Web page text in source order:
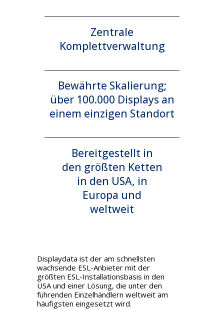
Zentrale
Komplettverwaltung
Bewährte Skalierung;
über 100.000 Displays an
einem einzigen Standort
Bereitgestellt in
den größten Ketten
in den USA, in
Europa und
weltweit
Displaydata ist der am schnellsten
wachsende ESL-Anbieter mit der
größten ESL-Installationsbasis in den
USA und einer Lösung, die unter den
führenden Einzelhändlern weltweit am
häufigsten eingesetzt wird.